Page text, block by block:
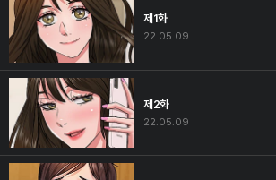
제1화
22.05.09
제2화
22.05.09